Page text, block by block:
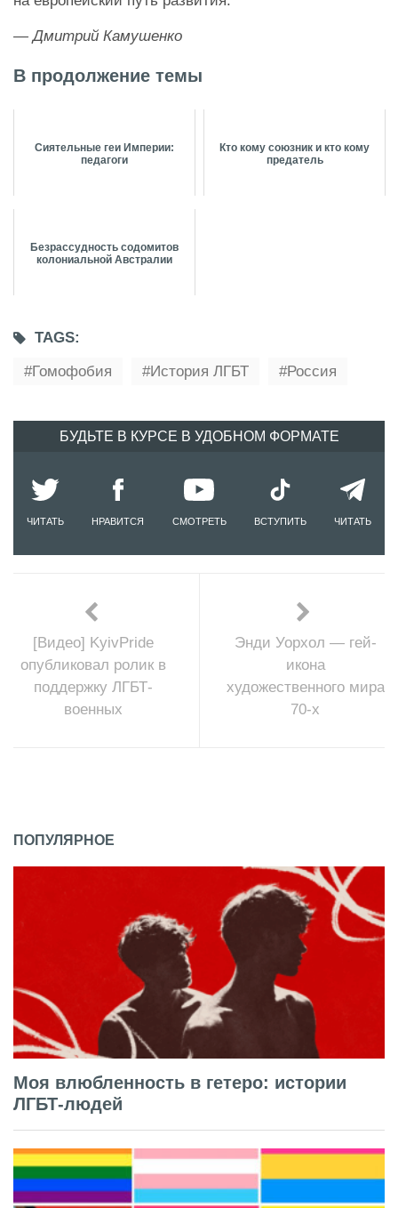
— Дмитрий Камушенко
В продолжение темы
Сиятельные геи Империи:
педагоги
Кто кому союзник и кто кому
предатель
Безрассудность содомитов
колониальной Австралии
TAGS:
Гомофобия
История ЛГБТ Россия
БУДЬТЕ В КУРСЕ В УДОБНОМ ФОРМАТЕ
ЧИТАТЬ НРАВИТСЯ СМОТРЕТЬ ВСТУПИТЬ ЧИТАТЬ
[Видео] KyivPride
опубликовал ролик в
поддержку ЛГБТ-
военных
Энди Уорхол — гей-
икона
художественного мира
70-х
ПОПУЛЯРНОЕ
Моя влюбленность в гетеро: истории
ЛГБТ-людей